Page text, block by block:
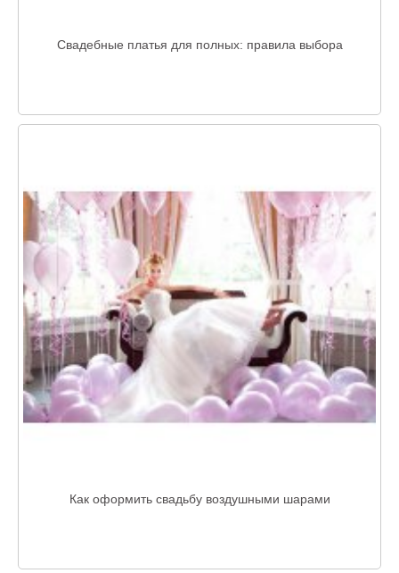
Свадебные платья для полных: правила выбора
Как оформить свадьбу воздушными шарами